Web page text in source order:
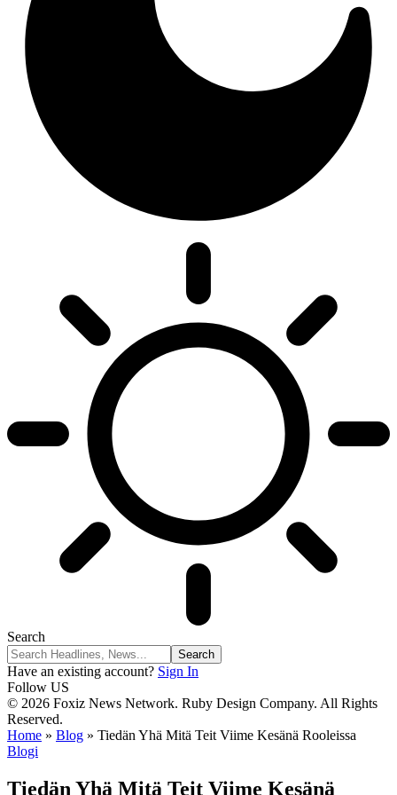
Search
Have an existing account? Sign In
Follow US
© 2026 Foxiz News Network. Ruby Design Company. All Rights
Reserved.
Home » Blog » Tiedän Yhä Mitä Teit Viime Kesänä Rooleissa
Blogi
Tiedän Yhä Mitä Teit Viime Kesänä